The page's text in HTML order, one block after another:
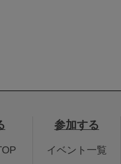
参加する
イベント一覧